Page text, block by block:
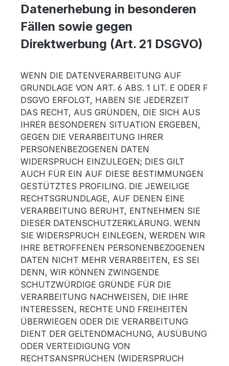
Datenerhebung in besonderen
Fällen sowie gegen
Direktwerbung (Art. 21 DSGVO)
WENN DIE DATENVERARBEITUNG AUF
GRUNDLAGE VON ART. 6 ABS. 1 LIT. E ODER F
DSGVO ERFOLGT, HABEN SIE JEDERZEIT
DAS RECHT, AUS GRÜNDEN, DIE SICH AUS
IHRER BESONDEREN SITUATION ERGEBEN,
GEGEN DIE VERARBEITUNG IHRER
PERSONENBEZOGENEN DATEN
WIDERSPRUCH EINZULEGEN; DIES GILT
AUCH FÜR EIN AUF DIESE BESTIMMUNGEN
GESTÜTZTES PROFILING. DIE JEWEILIGE
RECHTSGRUNDLAGE, AUF DENEN EINE
VERARBEITUNG BERUHT, ENTNEHMEN SIE
DIESER DATENSCHUTZERKLÄRUNG. WENN
SIE WIDERSPRUCH EINLEGEN, WERDEN WIR
IHRE BETROFFENEN PERSONENBEZOGENEN
DATEN NICHT MEHR VERARBEITEN, ES SEI
DENN, WIR KÖNNEN ZWINGENDE
SCHUTZWÜRDIGE GRÜNDE FÜR DIE
VERARBEITUNG NACHWEISEN, DIE IHRE
INTERESSEN, RECHTE UND FREIHEITEN
ÜBERWIEGEN ODER DIE VERARBEITUNG
DIENT DER GELTENDMACHUNG, AUSÜBUNG
ODER VERTEIDIGUNG VON
RECHTSANSPRÜCHEN (WIDERSPRUCH